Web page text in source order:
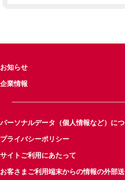
お知らせ
企業情報
パーソナルデータ（個人情報など）に
プライバシーポリシー
サイトご利用にあたって
お客さまご利用端末からの情報の外部